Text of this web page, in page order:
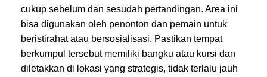
cukup sebelum dan sesudah pertandingan. Area ini
bisa digunakan oleh penonton dan pemain untuk
beristirahat atau bersosialisasi. Pastikan tempat
berkumpul tersebut memiliki bangku atau kursi dan
diletakkan di lokasi yang strategis, tidak terlalu jauh